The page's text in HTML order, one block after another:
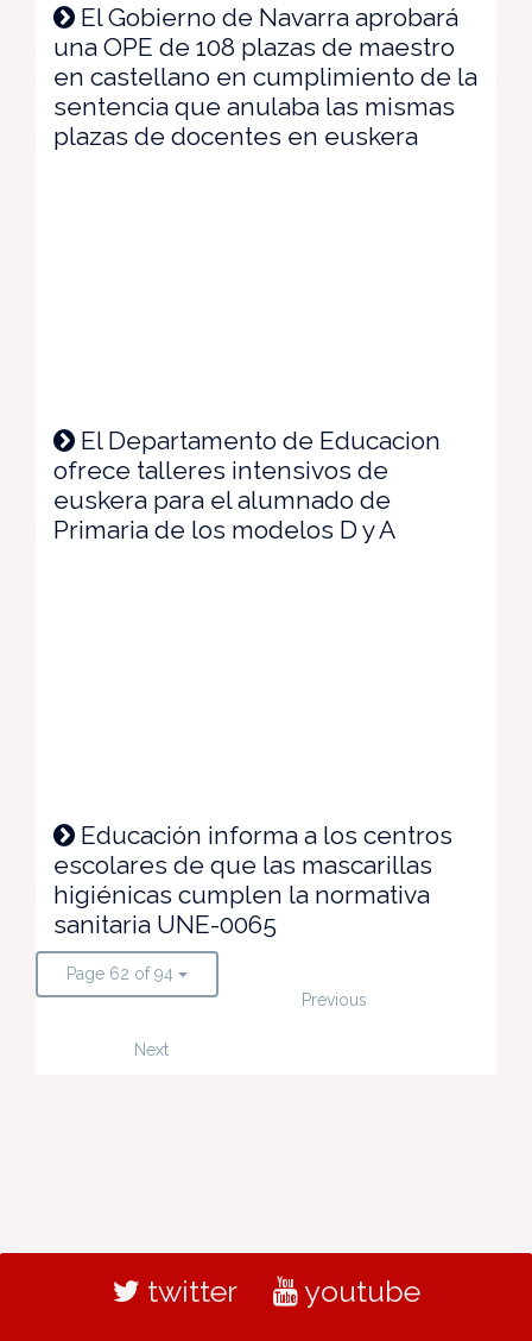
El Gobierno de Navarra aprobará
una OPE de 108 plazas de maestro
en castellano en cumplimiento de la
sentencia que anulaba las mismas
plazas de docentes en euskera
El Departamento de Educacion
ofrece talleres intensivos de
euskera para el alumnado de
Primaria de los modelos D y A
Educación informa a los centros
escolares de que las mascarillas
higiénicas cumplen la normativa
sanitaria UNE-0065
Page 62 of 94
Previous
Next
twitter youtube